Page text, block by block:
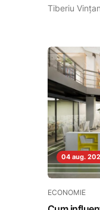
Tiberiu Vințan
04 aug.
ECONOMIE